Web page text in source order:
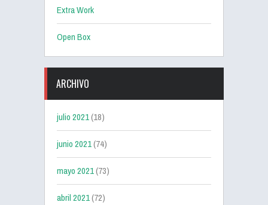
Extra Work
Open Box
ARCHIVO
julio 2021(18)
junio 2021(74)
mayo 2021(73)
abril 2021(72)